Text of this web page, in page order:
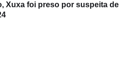
Xuxa foi preso por suspeita de